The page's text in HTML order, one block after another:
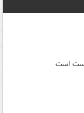
است